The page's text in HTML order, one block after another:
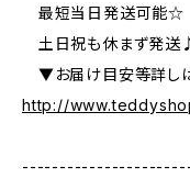
最短当日発送可能☆
土日祝も休まず発送
▼お届け目安等詳し
http://